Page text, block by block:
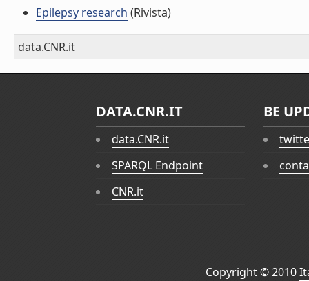
Epilepsy research (Rivista)
data.CNR.it
DATA.CNR.IT
data.CNR.it
SPARQL Endpoint
CNR.it
BE
Copyright © 2010